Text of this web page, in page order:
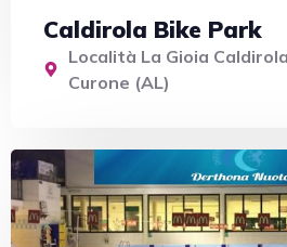
Caldirola Bike Park
Località La Gioia
Curone (AL)